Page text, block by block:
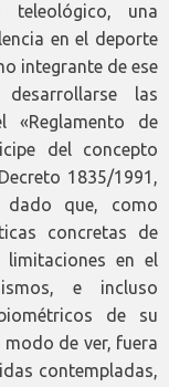
una
en el deporte
integrante de ese
las
«Reglamento de
del concepto
1835/1991,
que, como
concretas de
en el
e incluso
de su
de ver, fuera
contempladas,